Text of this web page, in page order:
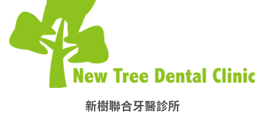
新樹聯合牙醫診所